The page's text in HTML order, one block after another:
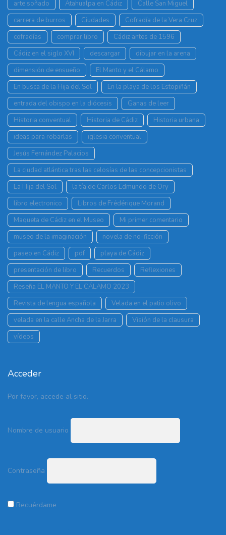
arte soñado Atahualpa en Cádiz
Calle San Miguel
carrera de burros
Ciudades
Cofradía de la Vera Cruz
cofradías
comprar libro
Cádiz antes de 1596
Cádiz en el siglo XVI
descargar
dibujar en la arena
dimensión de ensueño
El Manto y el Cálamo
En busca de la Hija del Sol
En la playa de los Estopiñán
entrada del obispo en la diócesis
Ganas de leer
Historia conventual
Historia de Cádiz
Historia urbana
ideas para robarlas
iglesia conventual
Jesús Fernández Palacios
La ciudad atlántica tras las celosías de las concepcionistas
La Hija del Sol
la tía de Carlos Edmundo de Ory
libro electronico
Libros de Frédérique Morand
Maqueta de Cádiz en el Museo
Mi primer comentario
museo de la imaginación
novela de no-ficción
paseo en Cádiz
pdf
playa de Cádiz
presentación de libro
Recuerdos
Reflexiones
Reseña EL MANTO Y EL CÁLAMO 2023
Revista de lengua española
Velada en el patio olivo
velada en la calle Ancha de la Jarra
Visión de la clausura
vídeos
Acceder
Por favor, accede al sitio.
Nombre de usuario
Contraseña
Recuérdame